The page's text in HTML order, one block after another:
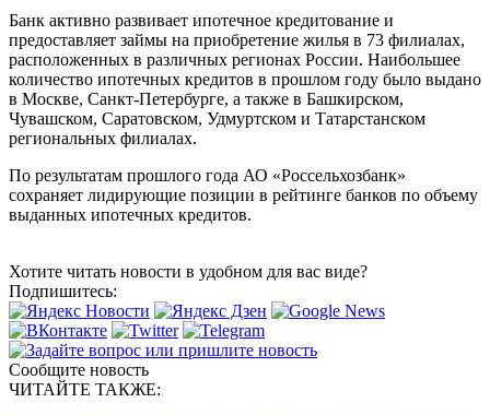
Банк активно развивает ипотечное кредитование и
предоставляет займы на приобретение жилья в 73 филиалах,
расположенных в различных регионах России. Наибольшее
количество ипотечных кредитов в прошлом году было выдано
в Москве, Санкт-Петербурге, а также в Башкирском,
Чувашском, Саратовском, Удмуртском и Татарстанском
региональных филиалах.
По результатам прошлого года АО «Россельхозбанк»
сохраняет лидирующие позиции в рейтинге банков по объему
выданных ипотечных кредитов.
Хотите читать новости в удобном для вас виде?
Подпишитесь:
Сообщите новость
ЧИТАЙТЕ ТАКЖЕ: